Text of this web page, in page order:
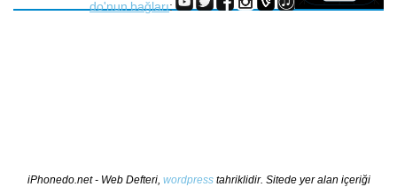
do'nun bağları:
iPhonedo.net - Web Defteri, wordpresstahriklidir. Sitede yer alan içeriği